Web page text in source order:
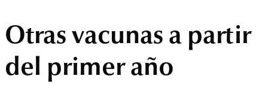
Otras vacunas a partir
del primer año